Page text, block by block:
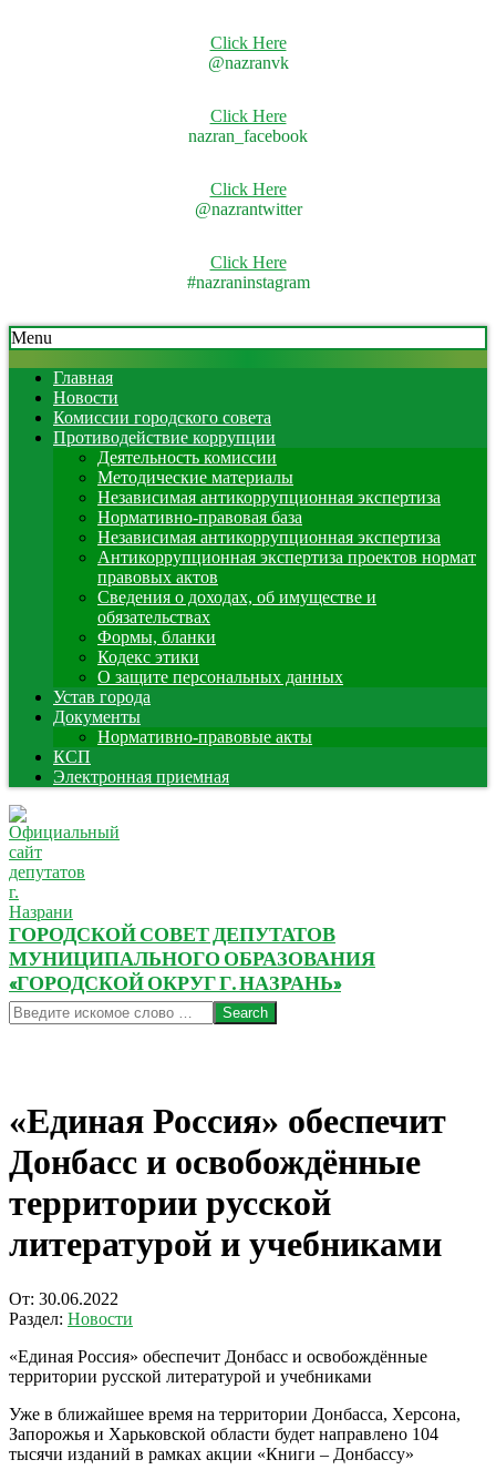
Click Here
@nazranvk
Click Here
nazran_facebook
Click Here
@nazrantwitter
Click Here
#nazraninstagram
Skip
to
content
Secondary
Navigation
Menu
Menu
Главная
Новости
Комиссии городского совета
Противодействие коррупции
Деятельность комиссии
Методические материалы
Независимая антикоррупционная экспертиза
Нормативно-правовая база
Независимая антикоррупционная экспертиза
Антикоррупционная экспертиза проектов нормат
правовых актов
Сведения о доходах, об имуществе и
обязательствах
Формы, бланки
Кодекс этики
О защите персональных данных
Устав города
Документы
Нормативно-правовые акты
КСП
Электронная приемная
ГОРОДСКОЙ СОВЕТ ДЕПУТАТОВ
МУНИЦИПАЛЬНОГО ОБРАЗОВАНИЯ
«ГОРОДСКОЙ ОКРУГ Г. НАЗРАНЬ»
Search
«Единая Россия» обеспечит
Донбасс и освобождённые
территории русской
литературой и учебниками
От: 30.06.2022
Раздел: Новости
«Единая Россия» обеспечит Донбасс и освобождённые
территории русской литературой и учебниками
Уже в ближайшее время на территории Донбасса, Херсона,
Запорожья и Харьковской области будет направлено 104
тысячи изданий в рамках акции «Книги – Донбассу»